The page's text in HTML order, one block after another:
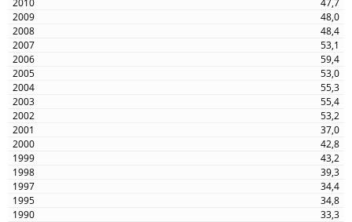
47,7
48,0
48,4
53,1
59,4
53,0
55,3
55,4
53,2
37,0
42,8
43,2
39,3
34,4
34,8
33,3